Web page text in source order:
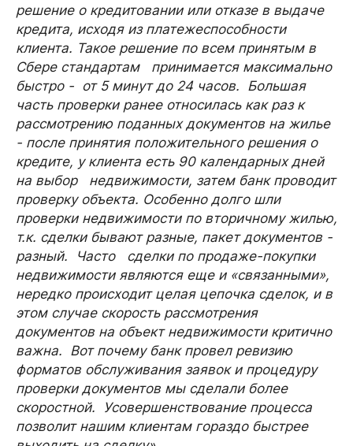
решение о кредитовании или отказе в выдаче
кредита, исходя из платежеспособности
клиента. Такое решение по всем принятым в
Сбере стандартам принимается максимально
быстро - от 5 минут до 24 часов. Большая
часть проверки ранее относилась как раз к
рассмотрению поданных документов на жилье
- после принятия положительного решения о
кредите, у клиента есть 90 календарных дней
на выбор недвижимости, затем банк проводит
проверку объекта. Особенно долго шли
проверки недвижимости по вторичному жилью,
т.к. сделки бывают разные, пакет документов -
разный. Часто сделки по продаже-покупки
недвижимости являются еще и «связанными»,
нередко происходит целая цепочка сделок, и в
этом случае скорость рассмотрения
документов на объект недвижимости критично
важна. Вот почему банк провел ревизию
форматов обслуживания заявок и процедуру
проверки документов мы сделали более
скоростной. Усовершенствование процесса
позволит нашим клиентам гораздо быстрее